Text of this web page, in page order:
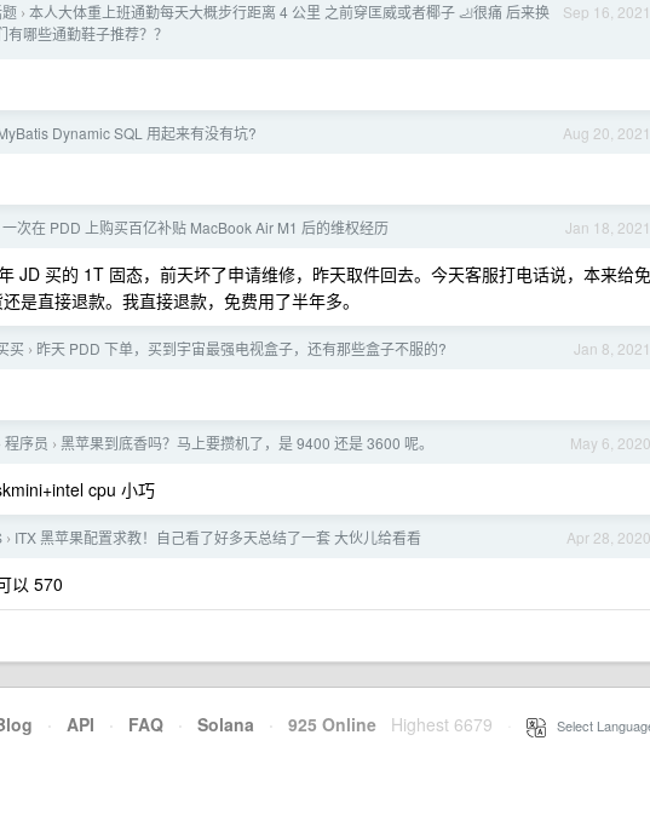
Sep 16, 2021
› 本人大体重上班通勤每天大概步行距离 4 公里 之前穿匡威或者椰子 🦶很痛 后来换
哪些通勤鞋子推荐？？
Aug 20, 2021
Dynamic SQL 用起来有没有坑?
Jan 18, 2021
一次在 PDD 上购买百亿补贴 MacBook Air M1 后的维权经历
JD 买的 1T 固态，前天坏了申请维修，昨天取件回去。今天客服打电话说，本来给免
是直接退款。我直接退款，免费用了半年多。
Jan 8, 2021
买 › 昨天 PDD 下单，买到宇宙最强电视盒子，还有那些盒子不服的?
May 6, 2020
程序员 › 黑苹果到底香吗？马上要攒机了，是 9400 还是 3600 呢。
cpu 小巧
Apr 28, 2020
› ITX 黑苹果配置求教！自己看了好多天总结了一套 大伙儿给看看
以 570
· API · FAQ · Solana · 925 Online Highest 6679 Select